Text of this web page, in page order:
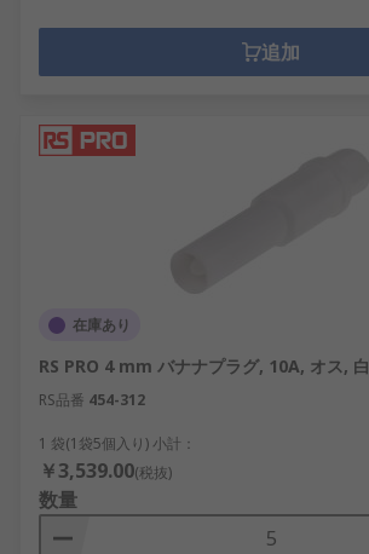
追加
在庫あり
RS PRO 4 mm バナナプラグ, 10A, オス, 白
RS品番 454-312
1 袋(1袋5個入り) 小計：
￥3,539.00(税抜)
数量